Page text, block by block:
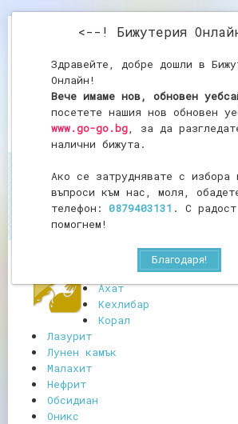
<--! Бижутерия
Здравейте, добре дошли в
Онлайн!
Вече имаме нов, обновен
посетете нашия нов обновен
www.go-go.bg, за да
налични бижута.
Ако се затруднявате с избора
въпроси към нас, моля,
телефон: 0879403131 . С
помогнем!
Благодаря!
Начало Водолей
Водолей
Аметист
Ахат
Кехлибар
Корал
Лазурит
Лунен камък
Малахит
Нефрит
Обсидиан
Оникс